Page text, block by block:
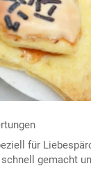
für
gemacht